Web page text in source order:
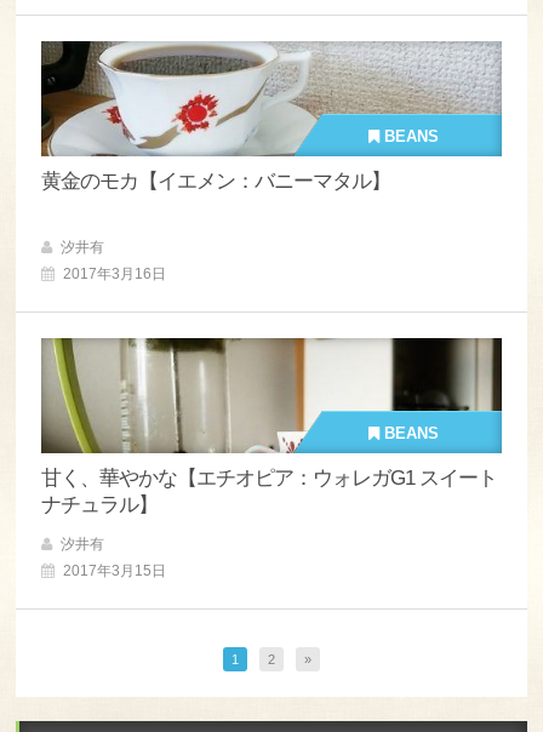
BEANS
黄金のモカ【イエメン：バニーマタル】
汐井有
2017年3月16日
BEANS
甘く、華やかな【エチオピア：ウォレガG1 スイート
ナチュラル】
汐井有
2017年3月15日
1 2 »